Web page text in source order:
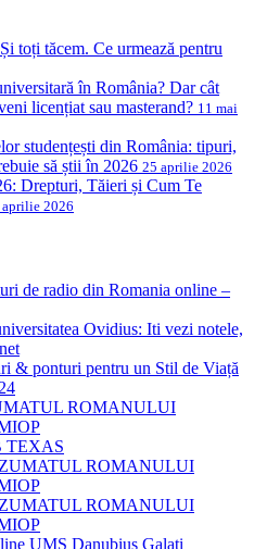
toți tăcem. Ce urmează pentru
în România? Dar cât
licențiat sau masterand? 11 mai
studențești din România: tipuri,
să știi în 2026 25 aprilie 2026
Drepturi, Tăieri și Cum Te
2026
de radio din Romania online –
Ovidius: Iti vezi notele,
& ponturi pentru un Stil de Viață
ROMANULUI
TEXAS
ROMANULUI
ROMANULUI
UMS Danubius Galati